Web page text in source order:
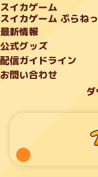
スイカゲーム
スイカゲーム ぷらね
最新情報
公式グッズ
配信ガイドライン
お問い合わせ